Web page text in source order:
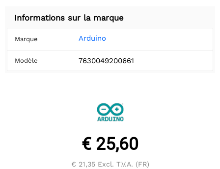
Informations sur la marque
Marque Arduino
Modèle 7630049200661
€ 25,60
€ 21,35Excl. T.V.A. (FR)